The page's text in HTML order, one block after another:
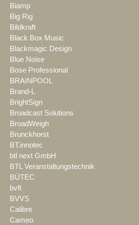
Biamp
Big Rig
Bildkraft
Black Box Music
Blackmagic Design
Blue Noise
Bose Professional
BRAINPOOL
Brand-L
BrightSign
Broadcast Solutions
BroadWeigh
Brunckhorst
BT.innotec
btl next GmbH
BTL Veranstaltungstechnik
BÜTEC
bvft
BVVS
Calibre
Cameo